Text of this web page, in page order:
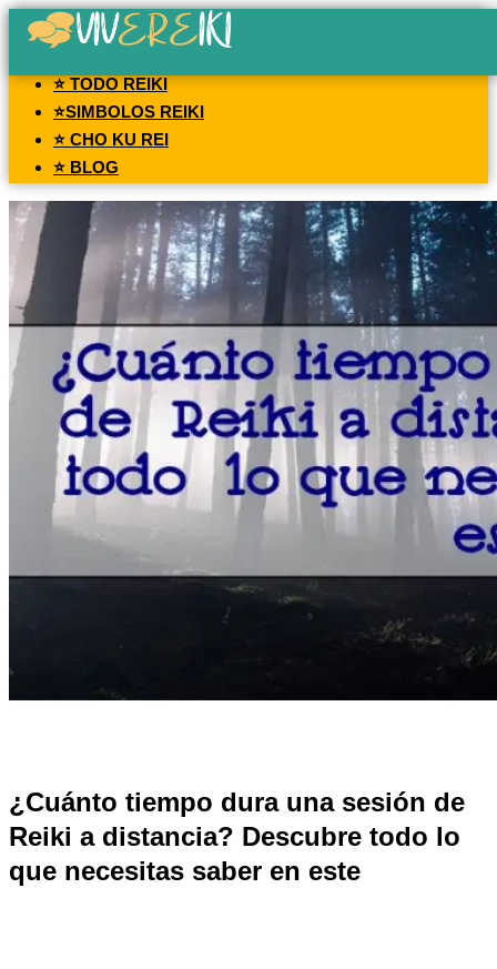
⭐ TODO REIKI
⭐SIMBOLOS REIKI
⭐ CHO KU REI
⭐ BLOG
¿Cuánto tiempo dura una sesión de
Reiki a distancia? Descubre todo lo
que necesitas saber en este